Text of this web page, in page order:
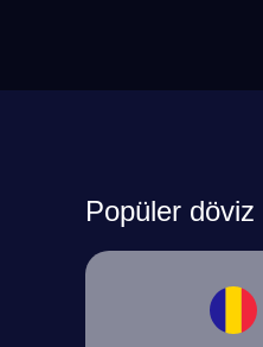
Popüler döviz